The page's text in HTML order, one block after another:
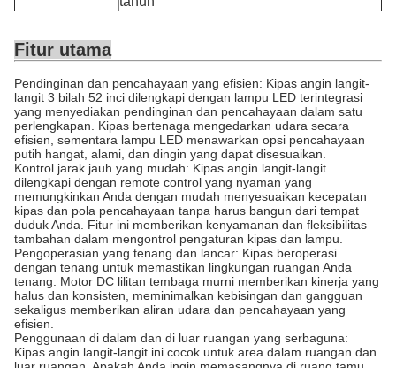
Fitur utama
Pendinginan dan pencahayaan yang efisien: Kipas angin langit-
langit 3 bilah 52 inci dilengkapi dengan lampu LED terintegrasi
yang menyediakan pendinginan dan pencahayaan dalam satu
perlengkapan. Kipas bertenaga mengedarkan udara secara
efisien, sementara lampu LED menawarkan opsi pencahayaan
putih hangat, alami, dan dingin yang dapat disesuaikan.
Kontrol jarak jauh yang mudah: Kipas angin langit-langit
dilengkapi dengan remote control yang nyaman yang
memungkinkan Anda dengan mudah menyesuaikan kecepatan
kipas dan pola pencahayaan tanpa harus bangun dari tempat
duduk Anda. Fitur ini memberikan kenyamanan dan fleksibilitas
tambahan dalam mengontrol pengaturan kipas dan lampu.
Pengoperasian yang tenang dan lancar: Kipas beroperasi
dengan tenang untuk memastikan lingkungan ruangan Anda
tenang. Motor DC lilitan tembaga murni memberikan kinerja yang
halus dan konsisten, meminimalkan kebisingan dan gangguan
sekaligus memberikan aliran udara dan pencahayaan yang
efisien.
Penggunaan di dalam dan di luar ruangan yang serbaguna:
Kipas angin langit-langit ini cocok untuk area dalam ruangan dan